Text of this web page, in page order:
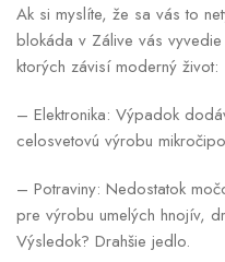
Ak si myslíte, že sa vás to
blokáda v Zálive vás
ktorých závisí moderný život:
– Elektronika: Výpadok
celosvetovú výrobu
– Potraviny: Nedostatok
pre výrobu umelých hnojív,
Výsledok? Drahšie jedlo.